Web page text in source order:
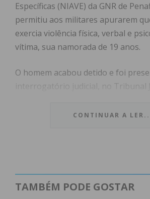
Específicas (NIAVE) da GNR de
permitiu aos militares apurarem
exercia violência física, verbal e
vítima, sua namorada de 19 anos.
O homem acabou detido e foi
interrogatório judicial, no Tribunal
coação de afastamento e de
Subscreva a
Imediato
CONTINUAR A
TAMBÉM PODE GOSTAR